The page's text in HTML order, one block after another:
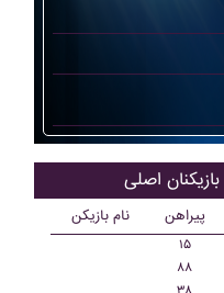
نام بازیکن پیراهن
۱۵
۸۸